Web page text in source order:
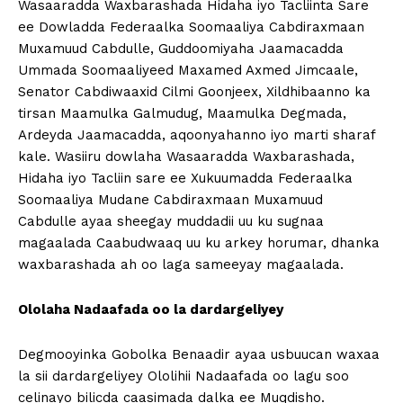
Wasaaradda Waxbarashada Hidaha iyo Tacliinta Sare
ee Dowladda Federaalka Soomaaliya Cabdiraxmaan
Muxamuud Cabdulle, Guddoomiyaha Jaamacadda
Ummada Soomaaliyeed Maxamed Axmed Jimcaale,
Senator Cabdiwaaxid Cilmi Goonjeex, Xildhibaanno ka
tirsan Maamulka Galmudug, Maamulka Degmada,
Ardeyda Jaamacadda, aqoonyahanno iyo marti sharaf
kale. Wasiiru dowlaha Wasaaradda Waxbarashada,
Hidaha iyo Tacliin sare ee Xukuumadda Federaalka
Soomaaliya Mudane Cabdiraxmaan Muxamuud
Cabdulle ayaa sheegay muddadii uu ku sugnaa
magaalada Caabudwaaq uu ku arkey horumar, dhanka
waxbarashada ah oo laga sameeyay magaalada.
Ololaha Nadaafada oo la dardargeliyey
Degmooyinka Gobolka Benaadir ayaa usbuucan waxaa
la sii dardargeliyey Ololihii Nadaafada oo lagu soo
celinayo bilicda caasimada dalka ee Muqdisho.